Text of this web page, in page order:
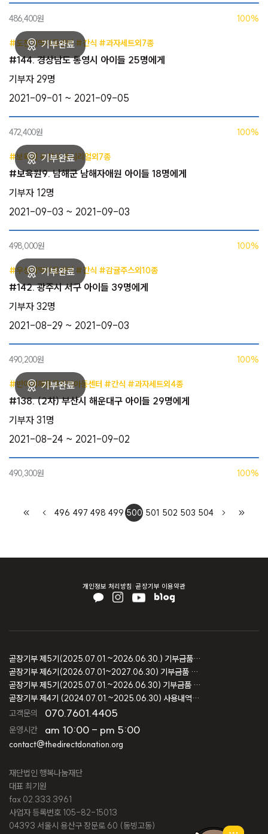
486,400원 100%
#도천지역아동센터 #간식 #과자세트외7종
#144. 경상남도 통영시 아이들 25명에게
기부자 29명
2021-09-01 ~ 2021-09-05
472,400원 100%
#보육원 #간식 #시리얼외7종
#보육원9. 남해군 남해자애원 아이들 18명에게
기부자 12명
2021-09-03 ~ 2021-09-03
498,000원 100%
#우성지역아동센터 #간식 #감귤주스외10종
#142. 광주시 서구 아이들 39명에게
기부자 32명
2021-08-29 ~ 2021-09-03
490,200원 100%
#반여어깨동무지역아동센터 #간식 #과자세트외4종
#138. (2차) 부산시 해운대구 아이들 29명에게
기부자 31명
2021-08-24 ~ 2021-09-02
490,300원 100%
496 497 498 499 500 501 502 503 504
개인정보 처리방침 곧장기부 이용약관
고객문의 070.7601.4405
운영시간 am 10:00 - pm 5:00
contact@thedirectdonation.org
재단법인 행복나눔재단
대표 최기원
fax 02.333.3961
사업자 등록번호 105-82-15013
04393 서울시 용산구 장문로 60 (동빙고동)
곧장기부 제5기(2025.07.01.~2026.06.30.) 기부금품 모집결과 보고
곧장기부 제6기(2026.07.01~2027.06.30) 기부금품 모집등록 보고
곧장기부 제5기(2025.07.01.~2026.06.30) 기부금품 모집등록 보고
곧장기부 제4기 (2024.07.01.~2025.06.30) 사용내역 및 회계감사 보고